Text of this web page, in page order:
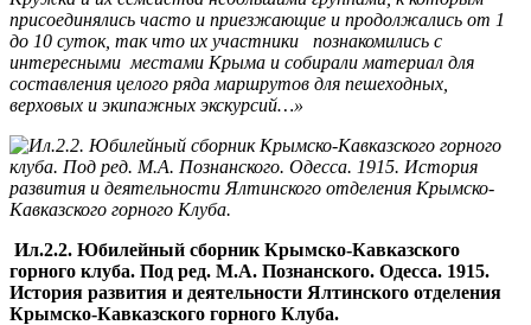
присоединялись часто и приезжающие и продолжались от 1
до 10 суток, так что их участники познакомились с
интересными местами Крыма и собирали материал для
составления целого ряда маршрутов для пешеходных,
верховых и экипажных экскурсий…»
Ил.2.2. Юбилейный сборник Крымско-Кавказского
горного клуба. Под ред. М.А. Познанского. Одесса. 1915.
История развития и деятельности Ялтинского отделения
Крымско-Кавказского горного Клуба.